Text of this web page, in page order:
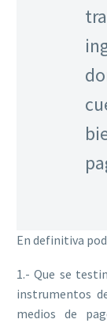
En definitiva
1.- Que se
instrumentos
medios de